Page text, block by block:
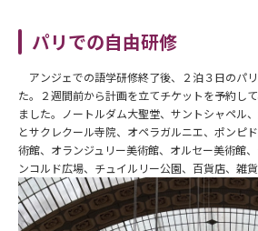
パリでの自由研修
アンジェでの語学研修終了後、２泊３日のパ
た。２週間前から計画を立てチケットを予約し
ました。ノートルダム大聖堂、サントシャペル
とサクレクール寺院、オペラガルニエ、ポンピ
術館、オランジュリー美術館、オルセー美術館
ンコルド広場、チュイルリー公園、百貨店、雑